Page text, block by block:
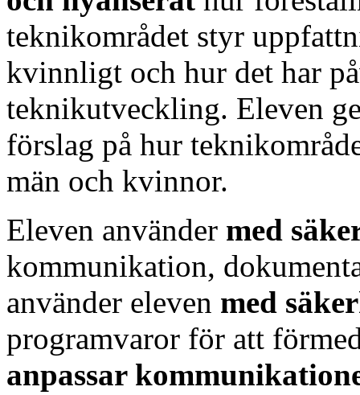
teknikområdet styr
kvinnligt och hur det har
teknikutveckling. Eleven
förslag på hur
män och kvinnor.
Eleven använder med
kommunikation,
använder eleven med
programvaror för att
anpassar